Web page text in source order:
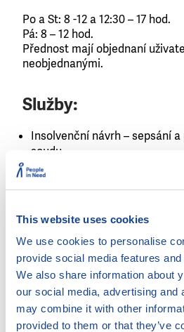
This website uses cookies
We use cookies to personalise
provide social media features
We also share information about
our social media, advertising and
may combine it with other
provided to them or that they’ve
Po a St: 8 -12 a 12:30 – 17 hod.
Pá: 8 – 12 hod.
Přednost mají objednaní
neobjednanými.
Služby:
Insolvenční návrh – sepsání
soudu
Insolvenční návrh –
Pomoc při sestavení osobního
rozpočtu
Pomoc při vyjednávání s
Poradenství v případě hrozící
Psaní návrhů, vyjádření
prostředků k soudu
Vymáhání dlužného výživného